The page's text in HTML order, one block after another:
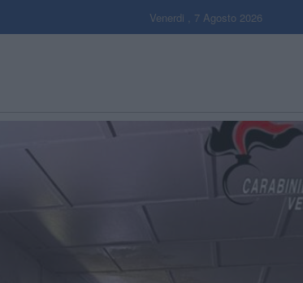
Venerdi , 7 Agosto 2026